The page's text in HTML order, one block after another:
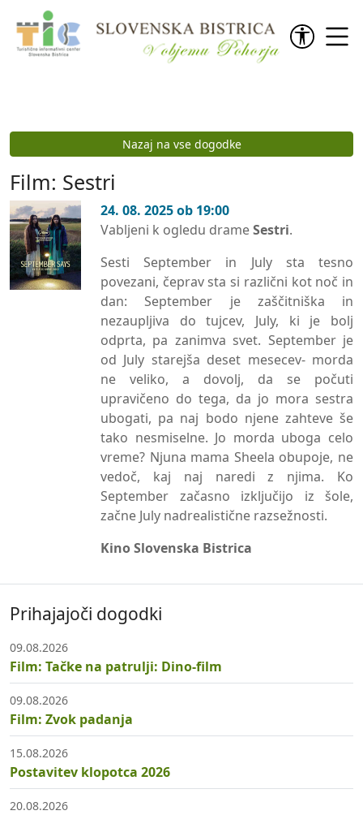
Preskoči na vsebino
Nazaj na vse dogodke
Film: Sestri
24. 08. 2025 ob 19:00
Vabljeni k ogledu drameSestri.
Sesti September in July sta tesno
povezani, čeprav sta si različni kot noč in
dan: September je zaščitniška in
nezaupljiva do tujcev, July, ki je bolj
odprta, pa zanimva svet. September je
od July starejša deset mesecev- morda
ne veliko, a dovolj, da se počuti
upravičeno do tega, da jo mora sestra
ubogati, pa naj bodo njene zahteve še
tako nesmiselne. Jo morda uboga celo
vreme? Njuna mama Sheela obupoje, ne
vedoč, kaj naj naredi z njima. Ko
September začasno izključijo iz šole,
začne July nadrealistične razsežnosti.
Kino Slovenska Bistrica
Prihajajoči dogodki
09.08.2026
Film: Tačke na patrulji: Dino-film
09.08.2026
Film: Zvok padanja
15.08.2026
Postavitev klopotca 2026
20.08.2026